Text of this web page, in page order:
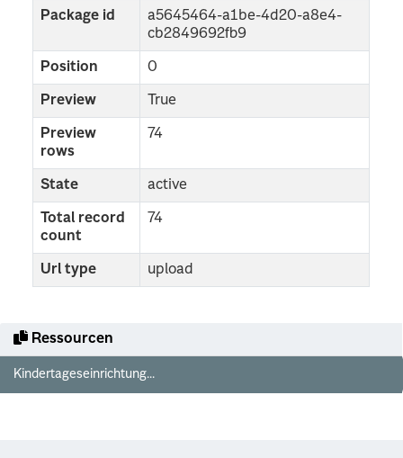
Ressourcen
Kindertageseinrichtung...
Package id
a5645464-a1be-4d20-a8e4-
cb2849692fb9
Position 0
Preview True
Preview
rows
74
State active
Total record
count
74
Url type upload